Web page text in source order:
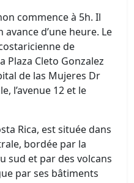
commence à 5h. Il
d’une heure. Le
de
Plaza Cleto Gonzalez
de las Mujeres Dr
l’avenue 12 et le
Rica, est située dans
bordée par la
sud et par des volcans
par ses bâtiments